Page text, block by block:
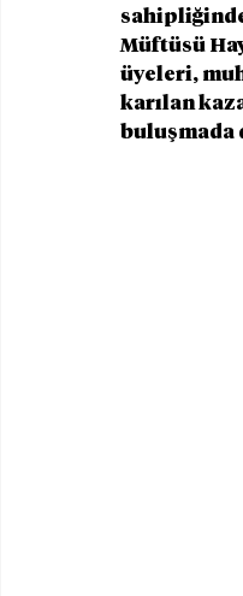
Müftüsü
üyeleri,
karılan
buluşmada